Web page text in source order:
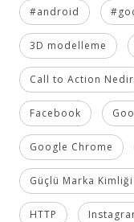
#android
3D modelleme
Call to Action Nedir
Facebook
Google Chrome
Güçlü Marka
HTTP